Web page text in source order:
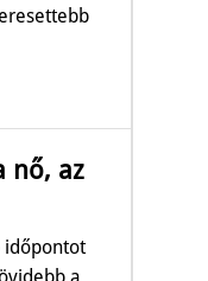
nő, az
időpontot